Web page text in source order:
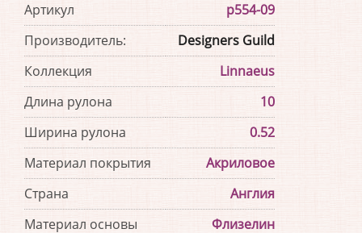
Артикул
p554-09
Производитель:
Designers Guild
Коллекция
Linnaeus
Длина рулона
10
Ширина рулона
0.52
Материал покрытия
Акриловое
Страна
Англия
Материал основы
Флизелин